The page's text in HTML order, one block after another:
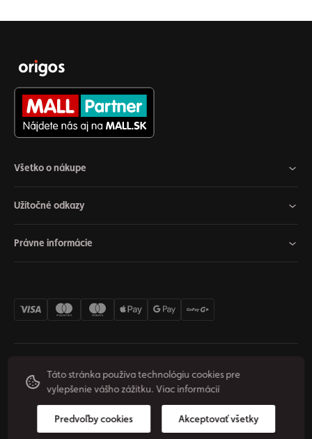
Všetko o nákupe
Užitočné odkazy
Právne informácie
© 2026 Origos Group, s. r. o. - SK. Všetky práva vyhradené.
Nastavenia cookies Odstúpiť od zmluvy
Súkromie
Podmienky používania
Táto stránka používa technológiu cookies pre
vylepšenie vášho zážitku.Viac informácií
Predvoľby cookies Akceptovať všetky